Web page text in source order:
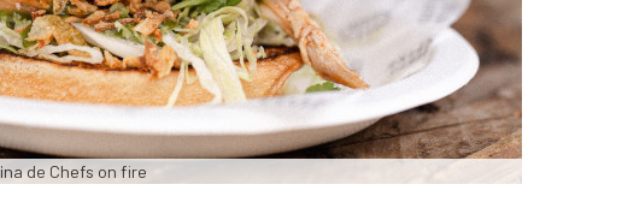
de Chefs on fire